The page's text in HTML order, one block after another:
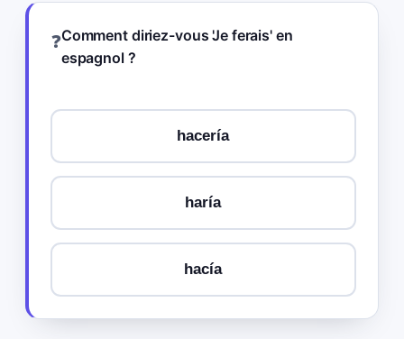
❓Comment diriez-vous 'Je ferais' en
espagnol ?
hacería
haría
hacía